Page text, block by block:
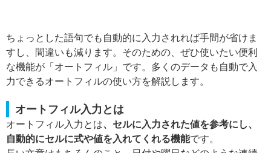
ちょっとした語句でも自動的に入力されれば手間が省けま
すし、間違いも減ります。そのための、ぜひ使いたい便利
な機能が「オートフィル」です。多くのデータも自動で入
力できるオートフィルの使い方を解説します。
オートフィル入力とは
オートフィル入力とは、セルに入力された値を参考にし、
自動的にセルに式や値を入れてくれる機能です。